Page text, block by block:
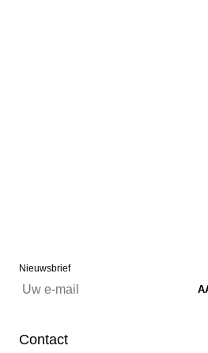
Nieuwsbrief
Contact